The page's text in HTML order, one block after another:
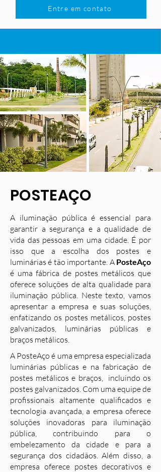
Entre em contato
POSTEAÇO
A iluminação pública é essencial para
garantir a segurança e a qualidade de
vida das pessoas em uma cidade. É por
isso que a escolha dos postes e
luminárias é tão importante. A PosteAço
é uma fábrica de postes metálicos que
oferece soluções de alta qualidade para
iluminação pública. Neste texto, vamos
apresentar a empresa e suas soluções,
enfatizando os postes metálicos, postes
galvanizados, luminárias públicas e
braços metálicos.
A PosteAço é uma empresa especializada
luminárias públicas e na fabricação de
postes metálicos e braços, incluindo os
postes galvanizados. Com uma equipe de
profissionais altamente qualificados e
tecnologia avançada, a empresa oferece
soluções inovadoras para iluminação
pública, contribuindo para o
embelezamento da cidade e para a
segurança dos cidadãos. Além disso, a
empresa oferece postes decorativos e